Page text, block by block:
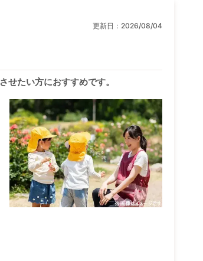
更新日： 2026/08/04
せたい方におすすめです。